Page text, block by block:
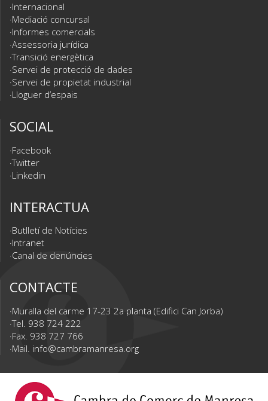
Internacional
Mediació concursal
Informes comercials
Assessoria jurídica
Transició energètica
Servei de protecció de dades
Servei de propietat industrial
Lloguer d’espais
SOCIAL
Facebook
Twitter
Linkedin
INTERACTUA
Butlletí de Notícies
Intranet
Canal de denúncies
CONTACTE
Muralla del carme 17-23 2a planta (Edifici Can Jorba)
Tel. 938 724 222
Fax. 938 727 766
Mail. info@cambramanresa.org